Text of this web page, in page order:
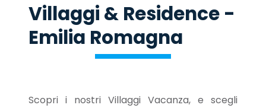
Villaggi & Residence -
Emilia Romagna
Scopri i nostri Villaggi Vacanza, e scegli